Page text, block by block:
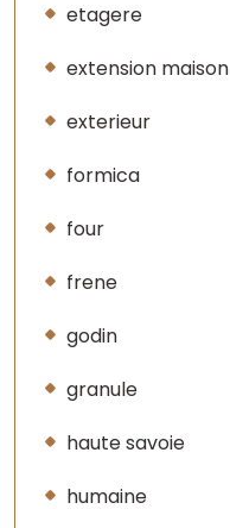
etagere
extension maison
exterieur
formica
four
frene
godin
granule
haute savoie
humaine